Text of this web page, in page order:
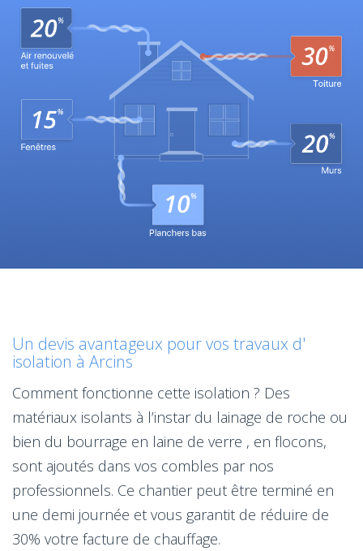
Un devis avantageux pour vos travaux d'
isolation à Arcins
Comment fonctionne cette isolation ? Des
matériaux isolants à l’instar du lainage de roche ou
bien du bourrage en laine de verre , en flocons,
sont ajoutés dans vos combles par nos
professionnels. Ce chantier peut être terminé en
une demi journée et vous garantit de réduire de
30% votre facture de chauffage.